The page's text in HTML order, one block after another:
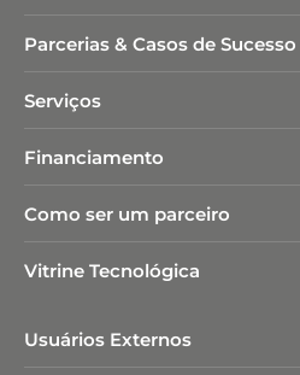
Parcerias & Casos de Sucesso
Serviços
Financiamento
Como ser um parceiro
Vitrine Tecnológica
Usuários Externos